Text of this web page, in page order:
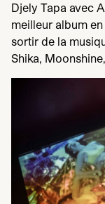
Djely Tapa avec
meilleur album
sortir de la
Shika,